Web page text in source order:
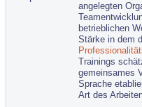
Nehmen
g-t-b-Kontakt
g-t-b-
Impressum
Datenschutz/
E-Mail an
angelegten
betrieblichen
Stärke in dem
Trainings
gemeinsames
Sprache
Art des